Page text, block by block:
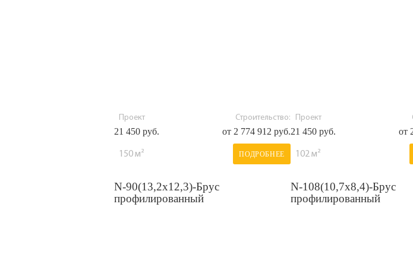
Проект
21 450 руб.
Строительство:
от 2 774 912 руб.
150 м² ПОДРОБНЕЕ
Проект
21 450 руб. от
102 м²
N-90(13,2х12,3)-Брус
профилированный
N-108(10,7х8,4)-Брус
профилированный